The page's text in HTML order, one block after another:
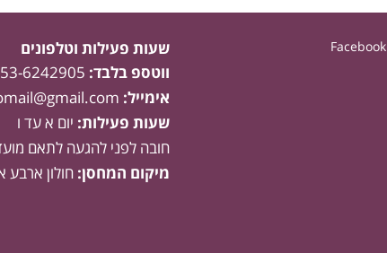
Facebook
שעות פעילות וטלפונים
ווטספ בלבד: 6242905
אימייל:
שעות פעילות: יום א עד ו
חובה לפני להגעה לתאם
מיקום המחסן: חולון ארבע